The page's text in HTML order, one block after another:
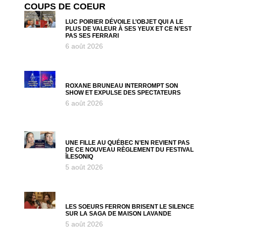
COUPS DE COEUR
LUC POIRIER DÉVOILE L’OBJET QUI A LE
PLUS DE VALEUR À SES YEUX ET CE N’EST
PAS SES FERRARI
6 août 2026
ROXANE BRUNEAU INTERROMPT SON
SHOW ET EXPULSE DES SPECTATEURS
6 août 2026
UNE FILLE AU QUÉBEC N’EN REVIENT PAS
DE CE NOUVEAU RÈGLEMENT DU FESTIVAL
ÎLESONIQ
5 août 2026
LES SOEURS FERRON BRISENT LE SILENCE
SUR LA SAGA DE MAISON LAVANDE
5 août 2026